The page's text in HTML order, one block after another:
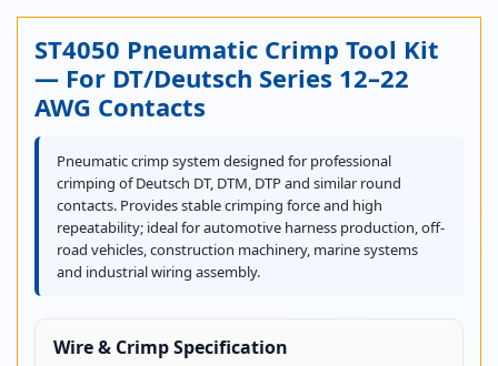
ST4050 Pneumatic Crimp Tool Kit
— For DT/Deutsch Series 12–22
AWG Contacts
Pneumatic crimp system designed for professional
crimping of Deutsch DT, DTM, DTP and similar round
contacts. Provides stable crimping force and high
repeatability; ideal for automotive harness production, off-
road vehicles, construction machinery, marine systems
and industrial wiring assembly.
Wire & Crimp Specification